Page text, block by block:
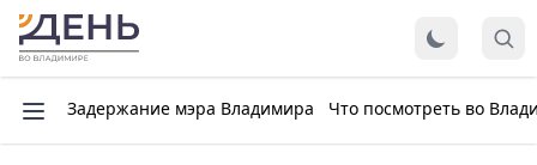
Задержание мэра Владимира Что посмотреть во